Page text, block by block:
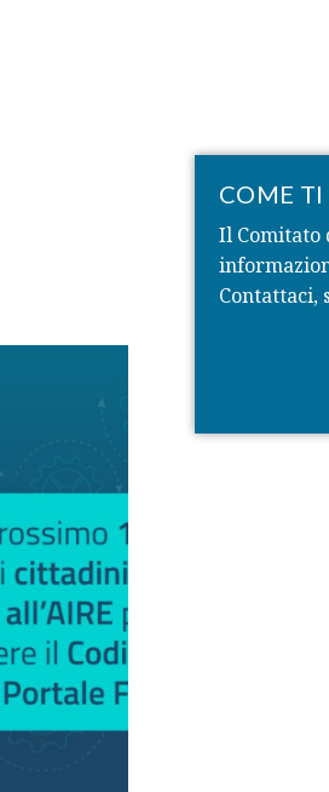
COME TI
Il Comitato
Contattaci,